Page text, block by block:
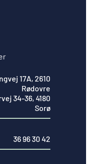
17A, 2610
Rødovre
34-36, 4180
Sorø
36 96 30 42